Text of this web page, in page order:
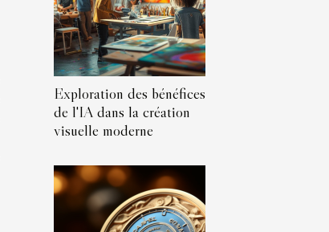
Exploration des bénéfices
de l'IA dans la création
visuelle moderne